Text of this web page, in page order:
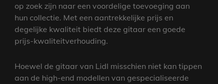
op zoek zijn naar een voordelige toevoeging aan
hun collectie. Met een aantrekkelijke prijs en
degelijke kwaliteit biedt deze gitaar een goede
prijs-kwaliteitverhouding.
Hoewel de gitaar van Lidl misschien niet kan tippen
aan de high-end modellen van gespecialiseerde